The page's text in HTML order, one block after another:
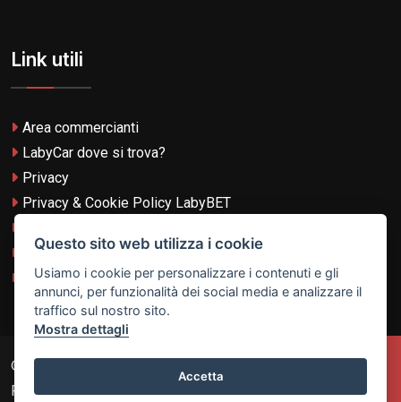
Link utili
Area commercianti
LabyCar dove si trova?
Privacy
Privacy & Cookie Policy LabyBET
Termini e Condizioni LabyBET
Login con TikTok
© 2026
Rights Reserved.
Questo sito web utilizza i cookie
Usiamo i cookie per personalizzare i contenuti e gli
annunci, per funzionalità dei social media e analizzare il
traffico sul nostro sito.
Mostra dettagli
Accetta